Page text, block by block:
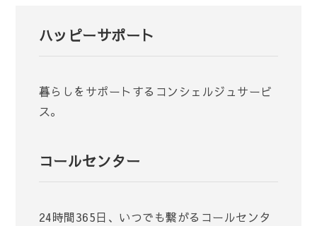
ハッピーサポート
暮らしをサポートするコンシェルジュサービ
ス。
コールセンター
24時間365日、いつでも繋がるコールセンタ